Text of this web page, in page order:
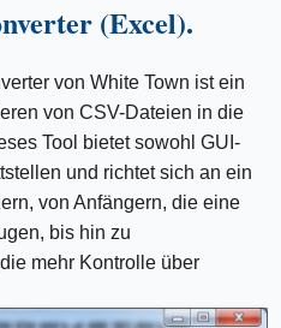
(Excel).
von White Town ist ein
von CSV-Dateien in die
Tool bietet sowohl GUI-
und richtet sich an ein
von Anfängern, die eine
bis hin zu
mehr Kontrolle über